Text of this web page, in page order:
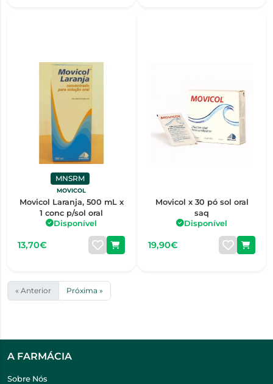
MNSRM
MOVICOL
Movicol Laranja, 500 mL x
1 conc p/sol oral
Disponível
13,70€
Movicol x 30 pó sol oral
saq
Disponível
19,90€
« Anterior Próxima »
A FARMÁCIA
Sobre Nós